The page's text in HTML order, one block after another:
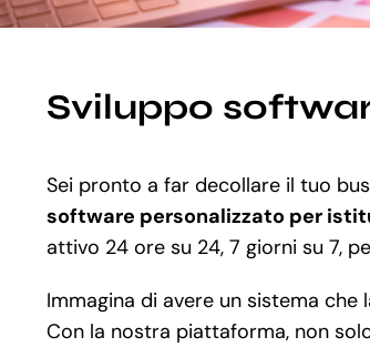
Sviluppo
Sei pronto a far decollare il tuo
software personalizzato per
attivo 24 ore su 24, 7 giorni su 7,
Immagina di avere un sistema
Con la nostra piattaforma, non